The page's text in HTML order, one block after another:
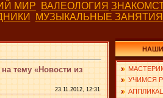
МИР ВАЛЕОЛОГИЯ
МУЗЫКАЛЬНЫЕ ЗАНЯТИЯ
тему «Новости из
23.11.2012, 12:31
НАШИ
УЧИМСЯ